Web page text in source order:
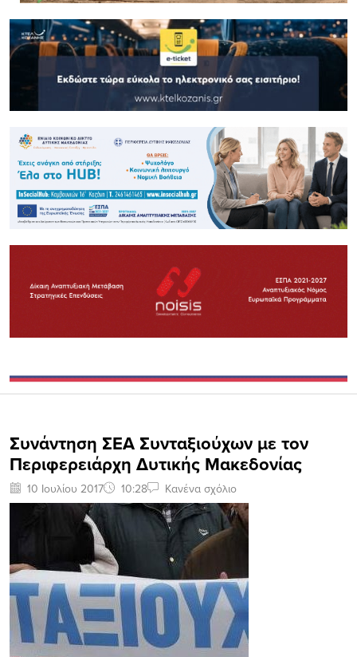
Συνάντηση ΣΕΑ Συνταξιούχων με τον
Περιφερειάρχη Δυτικής Μακεδονίας
10 Ιουλίου 2017 10:28 Κανένα σχόλιο